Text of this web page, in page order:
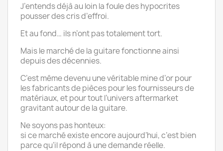
J’entends déjà au loin la foule des hypocrites
pousser des cris d’effroi.
Et au fond… ils n’ont pas totalement tort.
Mais le marché de la guitare fonctionne ainsi
depuis des décennies.
C’est même devenu une véritable mine d’or pour
les fabricants de pièces pour les fournisseurs de
matériaux, et pour tout l’univers aftermarket
gravitant autour de la guitare.
Ne soyons pas honteux:
si ce marché existe encore aujourd’hui, c’est bien
parce qu’il répond à une demande réelle.